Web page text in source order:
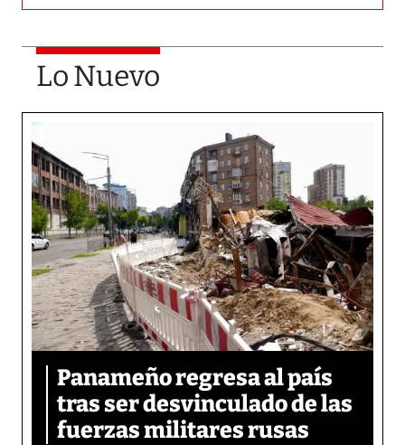
Lo Nuevo
Panameño regresa al país
tras ser desvinculado de las
fuerzas militares rusas